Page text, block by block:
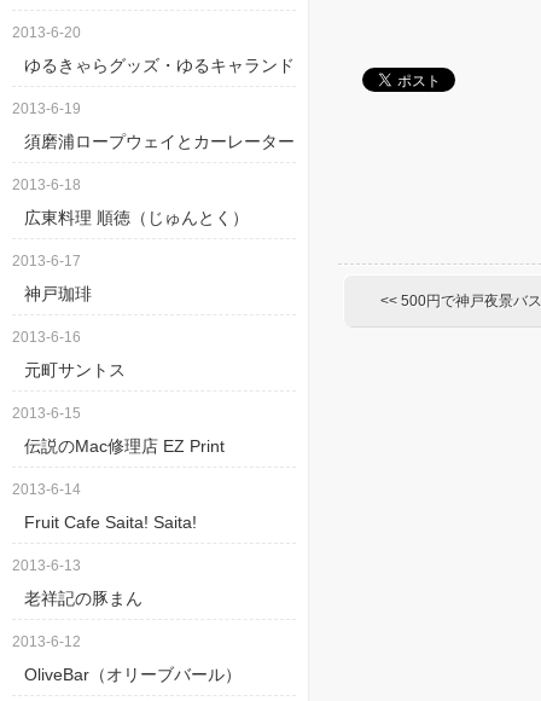
<< 500円で神戸夜景バ
2013-6-20
ゆるきゃらグッズ・ゆるキャランド
2013-6-19
須磨浦ロープウェイとカーレーター
2013-6-18
広東料理 順徳（じゅんとく）
2013-6-17
神戸珈琲
2013-6-16
元町サントス
2013-6-15
伝説のMac修理店 EZ Print
2013-6-14
Fruit Cafe Saita! Saita!
2013-6-13
老祥記の豚まん
2013-6-12
OliveBar（オリーブバール）